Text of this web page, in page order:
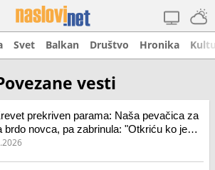
Svet Balkan Društvo Hronika
vesti
prekriven parama: Naša pevačica za
brdo novca, pa zabrinula: "Otkriću ko je
reketira, da znate ako mi se nešto desi"